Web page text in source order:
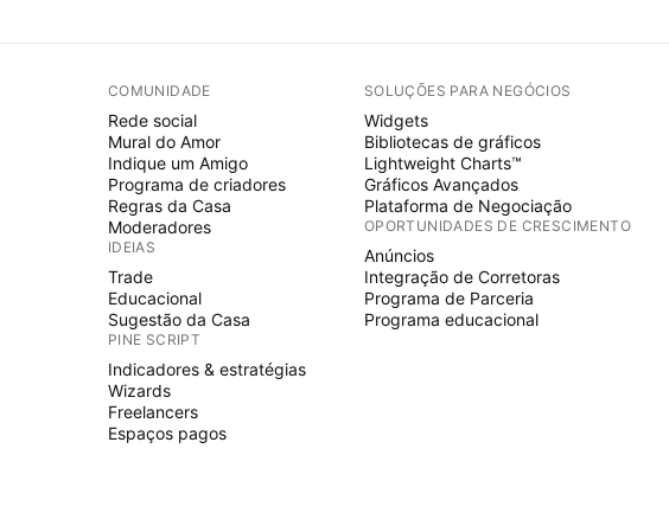
COMUNIDADE
Rede social
Mural do Amor
Indique um Amigo
Programa de criadores
Regras da Casa
Moderadores
IDEIAS
Trade
Educacional
Sugestão da Casa
PINE SCRIPT
Indicadores & estratégias
Wizards
Freelancers
Espaços pagos
SOLUÇÕES PARA NEGÓCIOS
Widgets
Bibliotecas de gráficos
Lightweight Charts™
Gráficos Avançados
Plataforma de Negociação
OPORTUNIDADES DE CRESCIMENTO
Anúncios
Integração de Corretoras
Programa de Parceria
Programa educacional